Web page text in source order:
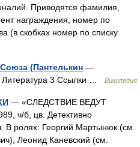
Приводятся фамилия,
награждения; номер по
(в скобках номер по списку
(Пантелькин —
3 Ссылки …
Википедия
— «СЛЕДСТВИЕ ВЕДУТ
ч/б, цв. Детективно
В ролях: Георгий Мартынюк (см.
Леонид Каневский (см.